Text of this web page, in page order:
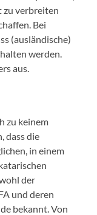
zu verbreiten
Bei
(ausländische)
werden.
aus.
zu keinem
dass die
in einem
der
und deren
bekannt. Von